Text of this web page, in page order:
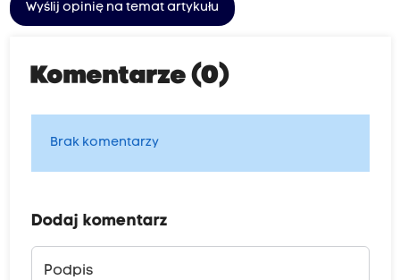
Wyślij opinię na temat artykułu
Komentarze (0)
Brak komentarzy
Dodaj komentarz
Podpis